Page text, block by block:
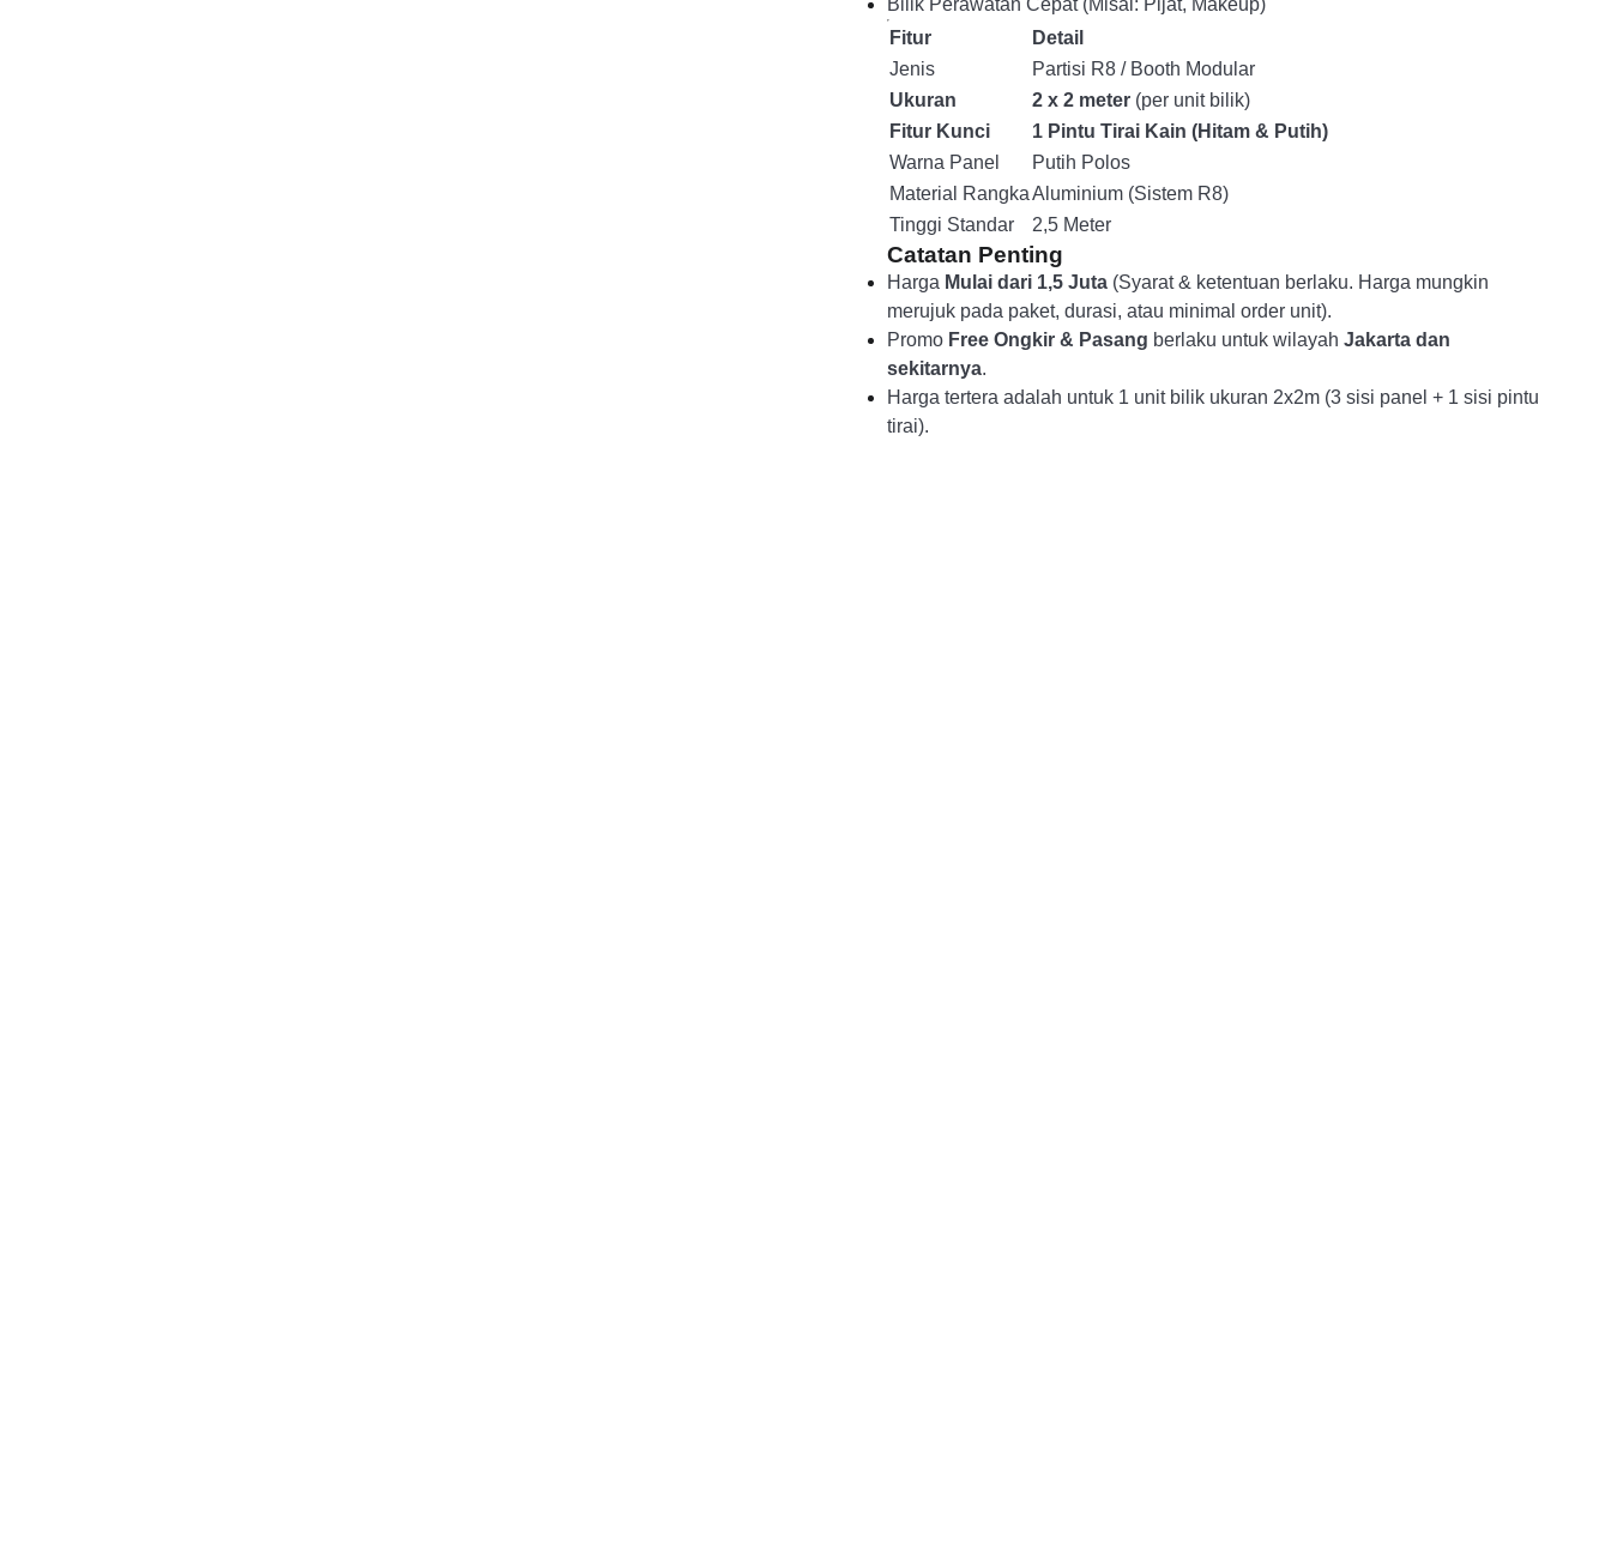
Bilik Perawatan Cepat (Misal: Pijat, Makeup)
Fitur
Detail
Jenis
Partisi R8 / Booth Modular
Ukuran
2 x 2 meter (per unit bilik)
Fitur Kunci
1 Pintu Tirai Kain (Hitam & Putih)
Warna Panel
Putih Polos
Material RangkaAluminium (Sistem R8)
Tinggi Standar
2,5 Meter
Catatan Penting
Harga Mulai dari 1,5 Juta (Syarat & ketentuan berlaku. Harga mungkin
merujuk pada paket, durasi, atau minimal order unit).
Promo Free Ongkir & Pasang berlaku untuk wilayah Jakarta dan
sekitarnya.
Harga tertera adalah untuk 1 unit bilik ukuran 2x2m (3 sisi panel + 1 sisi pintu
tirai).